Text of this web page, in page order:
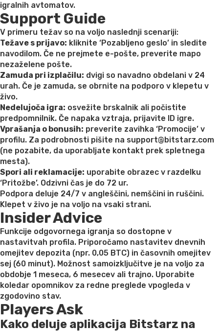
igralnih avtomatov.
Support Guide
V primeru težav so na voljo naslednji scenariji:
Težave s prijavo: kliknite ‘Pozabljeno geslo’ in sledite
navodilom. Če ne prejmete e-pošte, preverite mapo
nezaželene pošte.
Zamuda pri izplačilu: dvigi so navadno obdelani v 24
urah. Če je zamuda, se obrnite na podporo v klepetu v
živo.
Nedelujoča igra: osvežite brskalnik ali počistite
predpomnilnik. Če napaka vztraja, prijavite ID igre.
Vprašanja o bonusih: preverite zavihka ‘Promocije’ v
profilu. Za podrobnosti pišite na support@bitstarz.com
(ne pozabite, da uporabljate kontakt prek spletnega
mesta).
Spori ali reklamacije: uporabite obrazec v razdelku
‘Pritožbe’. Odzivni čas je do 72 ur.
Podpora deluje 24/7 v angleščini, nemščini in ruščini.
Klepet v živo je na voljo na vsaki strani.
Insider Advice
Funkcije odgovornega igranja so dostopne v
nastavitvah profila. Priporočamo nastavitev dnevnih
omejitev depozita (npr. 0,05 BTC) in časovnih omejitev
sej (60 minut). Možnost samoizključitve je na voljo za
obdobje 1 meseca, 6 mesecev ali trajno. Uporabite
koledar opomnikov za redne preglede vpogleda v
zgodovino stav.
Players Ask
Kako deluje aplikacija Bitstarz na